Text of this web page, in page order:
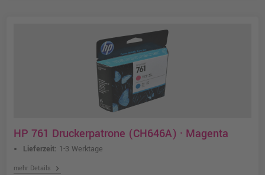
HP 761 Druckerpatrone (CH646A) · Magenta
Lieferzeit: 1-3 Werktage
mehr Details chevron_right